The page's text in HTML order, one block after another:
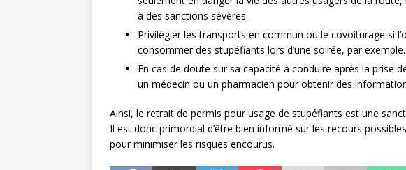
à des sanctions sévères.
Privilégier les transports en commun ou le covoiturage si
consommer des stupéfiants lors d’une soirée, par exemple.
En cas de doute sur sa capacité à conduire après la prise
un médecin ou un pharmacien pour obtenir des
Ainsi, le retrait de permis pour usage de stupéfiants est une
Il est donc primordial d’être bien informé sur les recours
pour minimiser les risques encourus.